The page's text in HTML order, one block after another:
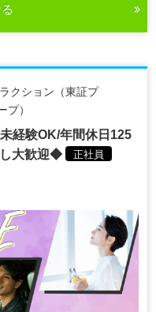
クション（東証プ
プ）
経験OK/年間休日125
し大歓迎◆
正社員